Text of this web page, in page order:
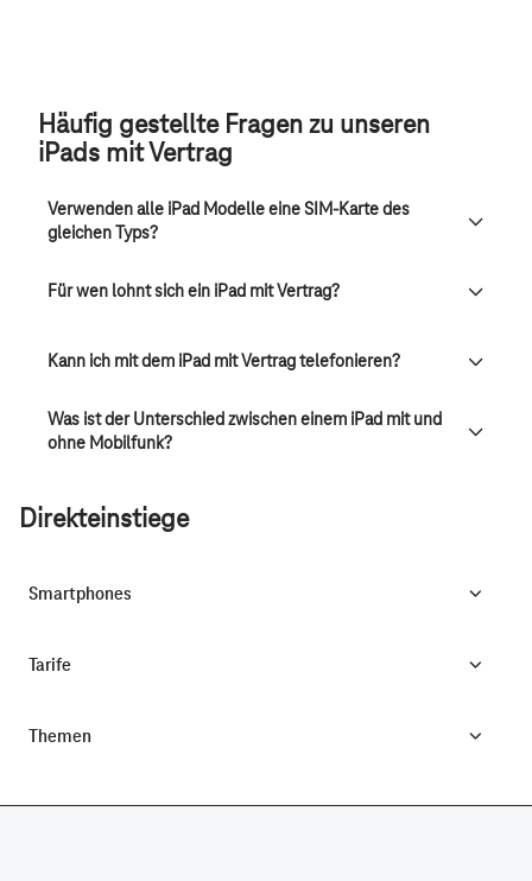
Häufig gestellte Fragen zu unseren
iPads mit Vertrag
Verwenden alle iPad Modelle eine SIM-Karte des
gleichen Typs?
Für wen lohnt sich ein iPad mit Vertrag?
Kann ich mit dem iPad mit Vertrag telefonieren?
Was ist der Unterschied zwischen einem iPad mit und
ohne Mobilfunk?
Direkteinstiege
Smartphones
Tarife
Themen